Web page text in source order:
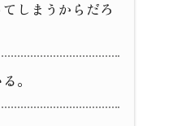
しまうからだろ
。